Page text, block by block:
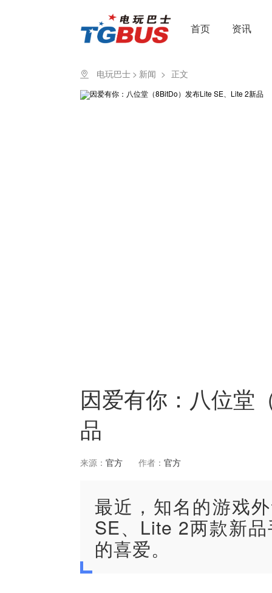
首页 资讯
电玩巴士 > 新闻 > 正文
因爱有你：八位堂
品
来源： 官方 作者： 官方
最近，知名的游戏
SE、Lite 2两款新
的喜爱。